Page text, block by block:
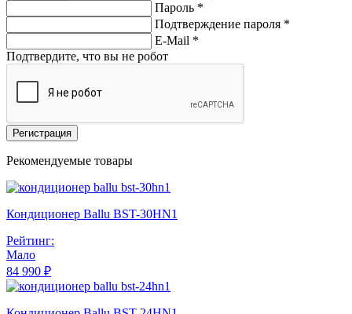
Пароль *
Подтверждение пароля *
E-Mail *
Подтвердите, что вы не робот
Регистрация
Рекомендуемые товары
Кондиционер Ballu BST-30HN1
Рейтинг:
Мало
84 990 ₽